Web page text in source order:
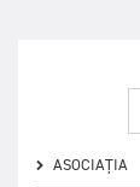
ASOCIAȚIA